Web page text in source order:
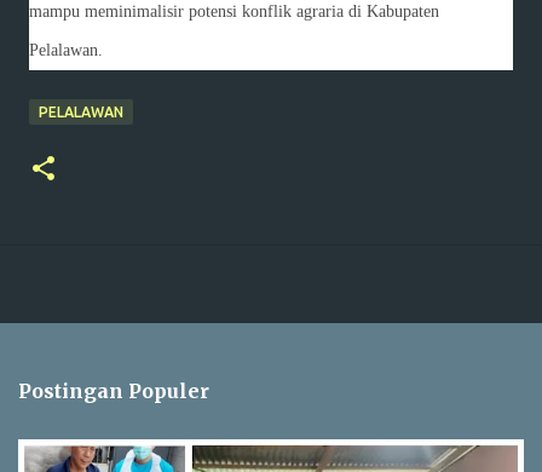
mampu meminimalisir potensi konflik agraria di Kabupaten
Pelalawan.
PELALAWAN
Postingan Populer